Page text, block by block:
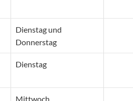
Dienstag und
Donnerstag
Dienstag
Mittwoch